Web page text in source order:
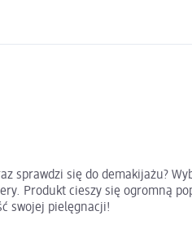
się do demakijażu?
Produkt cieszy się ogromną
swojej pielęgnacji!